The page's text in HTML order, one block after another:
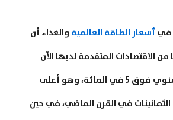
في أسعار الطاقة العالمية والغذاء أن
على أساس سنوي فوق 5 في المائة، وهو أعلى
في القرن الماضي، في حين